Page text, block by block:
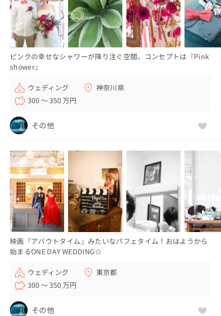
ピンクの幸せなシャワーが降り注ぐ空間。コンセプトは『Pink
shower』
ウェディング
神奈川県
300 〜 350 万円
その他
映画『アバウトタイム』みたいなパフェタイム！おはようから
始まるONE DAY WEDDING☆
ウェディング
東京都
300 〜 350 万円
その他